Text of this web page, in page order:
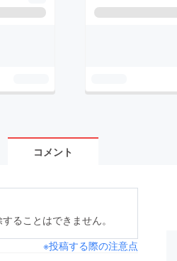
コメント
ることはできません。
※投稿する際の注意点